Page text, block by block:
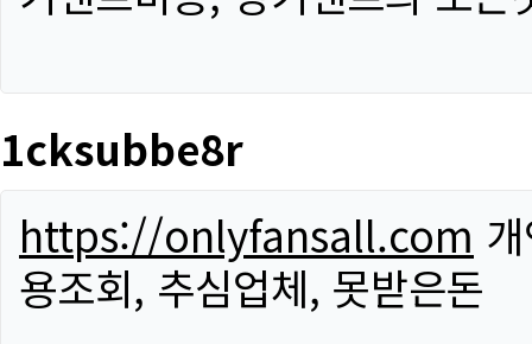
1cksubbe8r
https://onlyfansall.com
용조회, 추심업체, 못받은돈